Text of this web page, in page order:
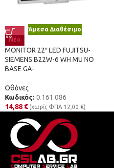
Άμεσα Διαθέσιμο
Νέο
MONITOR 22″ LED FUJITSU-
SIEMENS B22W-6 WH MU NO
BASE GA-
Οθόνες
Κωδικός: 0.161.086
14,88 € (χωρίς ΦΠΑ 12,00 €)